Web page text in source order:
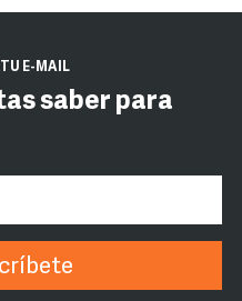
TU E-MAIL
saber para